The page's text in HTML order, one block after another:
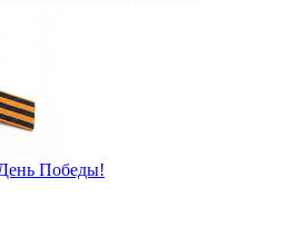
Победы!